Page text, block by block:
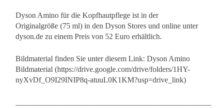
Dyson Amino für die Kopfhautpflege ist in der
Originalgröße (75 ml) in den Dyson Stores und online unter
dyson.de zu einem Preis von 52 Euro erhältlich.
Bildmaterial finden Sie unter diesem Link: Dyson Amino
Bildmaterial (https://drive.google.com/drive/folders/1HY-
nyXvDf_O9I29INIP8q-atuuL0K1KM?usp=drive_link)